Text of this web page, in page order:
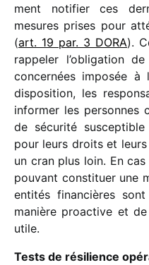
ment noti­fier ces
mesures prises pour
(art. 19 par. 3 DORA).
rappe­ler l’obligation
concer­nées impo­sée à
dispo­si­tion, les
infor­mer les personnes
de sécu­rité
pour leurs droits et
un cran plus loin. En
pouvant consti­tuer une
enti­tés finan­cières
manière proac­tive et
utile.
Tests de rési­lience